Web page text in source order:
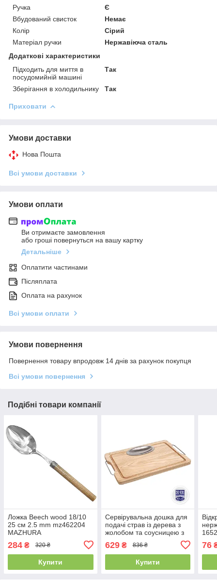
Ручка
Є
Вбудований свисток
Немає
Колір
Сірий
Матеріал ручки
Нержавіюча сталь
Додаткові характеристики
Підходить для миття в
посудомийній машині
Так
Зберігання в холодильнику Так
Приховати
Умови доставки
Нова Пошта
Всі умови доставки
Умови оплати
Ви отримаєте замовлення
або гроші повернуться на вашу картку
Детальніше
Оплатити частинами
Післяплата
Оплата на рахунок
Всі умови оплати
Умови повернення
Повернення товару впродовж 14 днів за рахунок покупця
Всі умови повернення
Подібні товари компанії
Ложка Beech wood 18/10
25 см 2.5 mm mz462204
MAZHURA
284 ₴ 320 ₴
Купити
Сервірувальна дошка для
подачі страв із дерева з
жолобом та соусницею з
PORSHEN 39 х 26 х 1.8 см
(DP 002)
629₴ 836 ₴
Купити
76